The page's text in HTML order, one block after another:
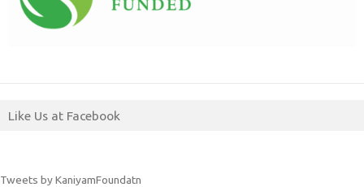
Like Us at Facebook
Tweets by KaniyamFoundatn